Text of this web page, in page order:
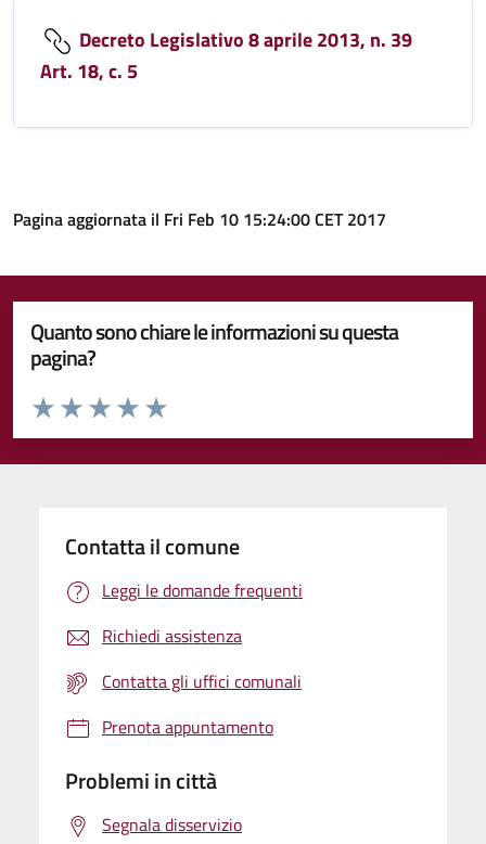
Decreto Legislativo 8 aprile 2013, n. 39
Art. 18, c. 5
Pagina aggiornata il Fri Feb 10 15:24:00 CET 2017
Quanto sono chiare le informazioni su questa
pagina?
Valuta da 1 a 5 stelle la pagina
Valuta 5 stelle su 5
Valuta 4 stelle su 5
Valuta 3 stelle su 5
Valuta 2 stelle su 5
Valuta 1 stelle su 5
Contatta il comune
Leggi le domande frequenti
Richiedi assistenza
Contatta gli uffici comunali
Prenota appuntamento
Problemi in città
Segnala disservizio